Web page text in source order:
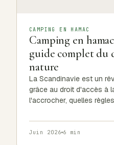
CAMPING EN HAMAC
Camping en
guide complet du
nature
La Scandinavie est un
grâce au droit d'accès à
l'accrocher, quelles
Juin 2026 6 min